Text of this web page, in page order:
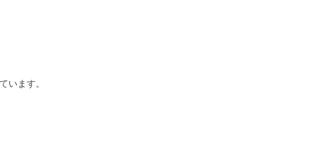
います。